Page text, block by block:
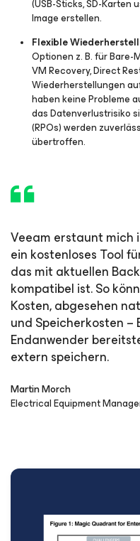
(USB-Sticks, SD-Karten
Image erstellen.
Flexible
Optionen z. B. für
VM Recovery, Direct
Wiederherstellungen
haben keine Probleme
das Datenverlustrisiko
(RPOs) werden
übertroffen.
Veeam erstaunt mich
ein kostenloses Tool
das mit aktuellen
kompatibel ist. So
Kosten, abgesehen
und Speicherkosten
Endanwender
extern speichern.
Martin Morch
Electrical Equipment